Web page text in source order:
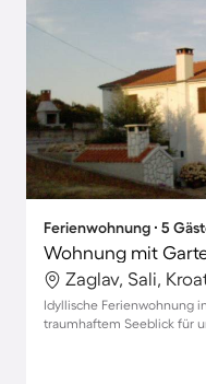
Ferienwohnung ∙ 5
Wohnung mit
Zaglav, Sali,
Idyllische Ferienwohnung
traumhaftem Seeblick für